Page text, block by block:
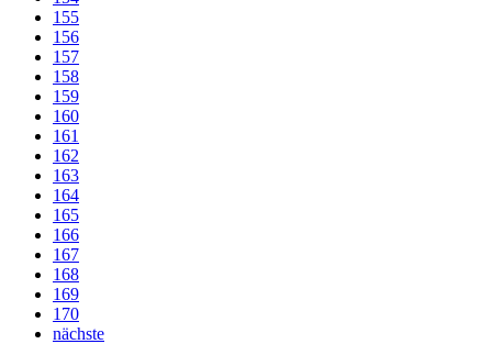
155
156
157
158
159
160
161
162
163
164
165
166
167
168
169
170
nächste